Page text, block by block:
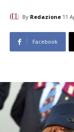
By Redazione 11
Facebook